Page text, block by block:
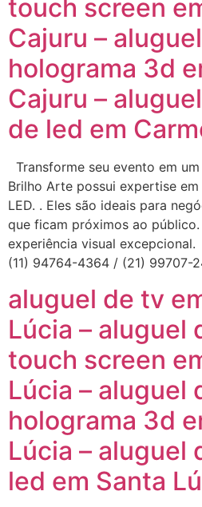
touch screen
Cajuru –
holograma 3d
Cajuru –
de led em
Transforme seu evento em
Brilho Arte possui expertise
LED. . Eles são ideais para
que ficam próximos ao
experiência visual
(11) 94764-4364 / (21) 99707-
aluguel de tv
Lúcia – aluguel
touch screen
Lúcia – aluguel
holograma 3d
Lúcia – aluguel
led em Santa